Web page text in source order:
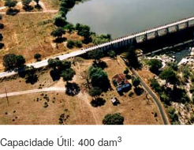
Capacidade Útil: 400 dam3